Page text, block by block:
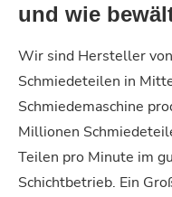
und wie
Wir sind Hersteller
Schmiedeteilen in
Schmiedemaschine
Millionen
Teilen pro Minute im
Schichtbetrieb. Ein